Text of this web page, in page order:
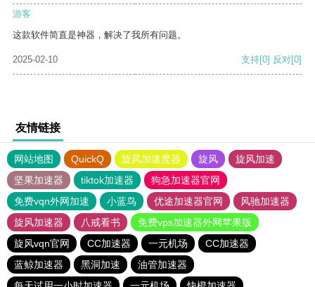
游客
这款软件简直是神器，解决了我所有问题。
2025-02-10 支持[0] 反对[0]
友情链接
网站地图 QuickQ 旋风加速度器 旋风
旋风加速
坚果加速器
tiktok加速器
狗急加速器官网
免费vqn外网加速
小蓝鸟 优途加速器官网
风驰加速器
旋风加速器
八戒看书
免费vps加速器外网苹果版
旋风vqn官网
CC加速器 一元机场
CC加速器
蓝鲸加速器
黑洞加速
油管加速器